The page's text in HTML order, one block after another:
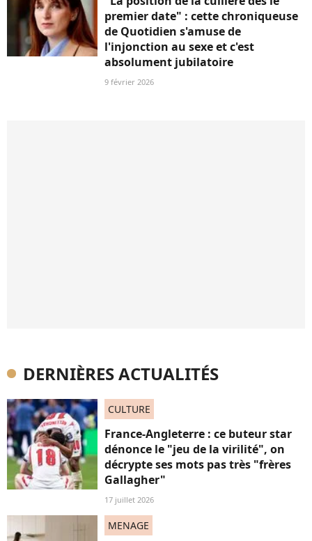
premier date" : cette chroniqueuse
de Quotidien s'amuse de
l'injonction au sexe et c'est
absolument jubilatoire
9 février 2026
DERNIÈRES ACTUALITÉS
CULTURE
France-Angleterre : ce buteur star
dénonce le "jeu de la virilité", on
décrypte ses mots pas très "frères
Gallagher"
17 juillet 2026
MENAGE